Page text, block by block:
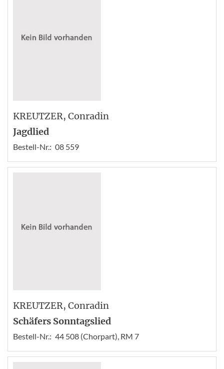
KREUTZER, Conradin
Jagdlied
Bestell-Nr.: 08 559
KREUTZER, Conradin
Schäfers Sonntagslied
Bestell-Nr.: 44 508 (Chorpart), RM 7